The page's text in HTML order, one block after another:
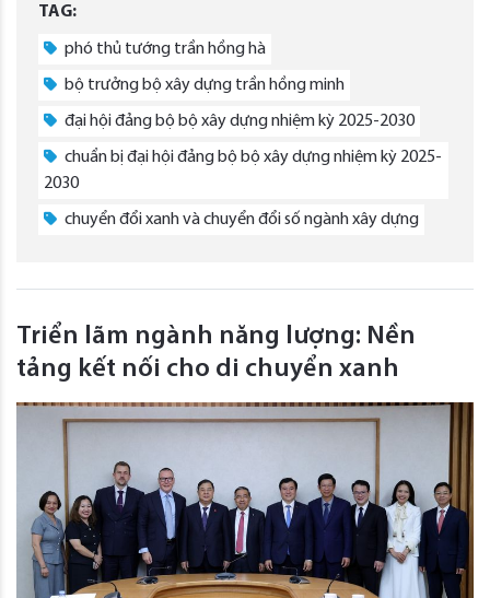
TAG:
phó thủ tướng trần hồng hà
bộ trưởng bộ xây dựng trần hồng minh
đại hội đảng bộ bộ xây dựng nhiệm kỳ 2025-2030
chuẩn bị đại hội đảng bộ bộ xây dựng nhiệm kỳ 2025-
2030
chuyển đổi xanh và chuyển đổi số ngành xây dựng
Triển lãm ngành năng lượng: Nền
tảng kết nối cho di chuyển xanh